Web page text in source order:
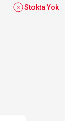
Stokta Yok